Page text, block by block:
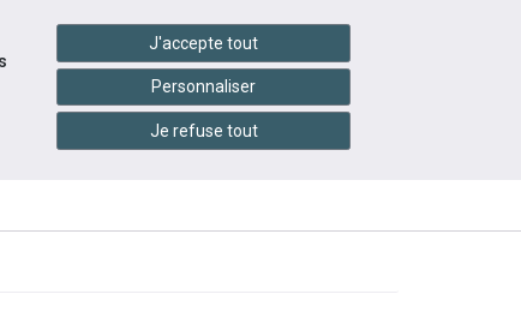
handshake Services en ligne
RESSOURCES
INFOS
PRATIQUES
NOUS
J'accepte tout
Personnaliser
Je refuse tout